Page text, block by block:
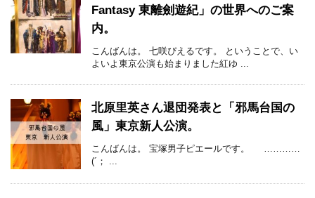
Fantasy 東離劍遊紀」の世界へのご案
内。
こんばんは。 七咲ぴえるです。 ということで、い
よいよ東京公演も始まりました紅ゆ ...
北原里英さん退団発表と「邪馬台国の
風」東京新人公演。
こんばんは。 宝塚男子ピエールです。 …………
(´； ...